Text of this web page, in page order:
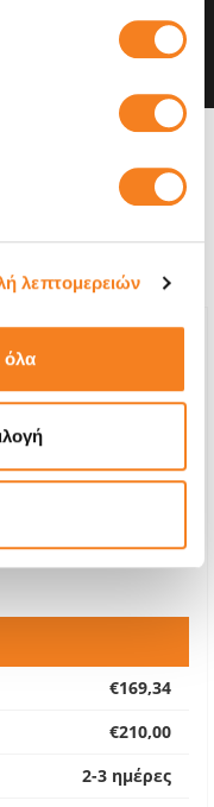
λεπτομερειών
όλα
να
από
€169,34
€210,00
2-3 ημέρες